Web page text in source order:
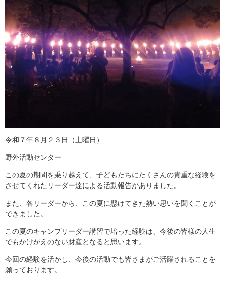
令和７年８月２３日（土曜日）
野外活動センター
この夏の期間を乗り越えて、子どもたちにたくさんの貴重な経験を
させてくれたリーダー達による活動報告がありました。
また、各リーダーから、この夏に懸けてきた熱い思いを聞くことが
できました。
この夏のキャンプリーダー講習で培った経験は、今後の皆様の人生
でもかけがえのない財産となると思います。
今回の経験を活かし、今後の活動でも皆さまがご活躍されることを
願っております。